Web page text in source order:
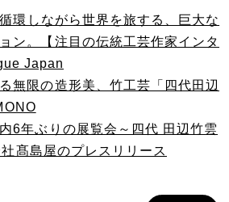
環しながら世界を旅する、巨大な
ン。【注目の伝統工芸作家インタ
Japan
無限の造形美、竹工芸「四代田辺
6年ぶりの展覧会～四代 田辺竹雲
髙島屋のプレスリリース